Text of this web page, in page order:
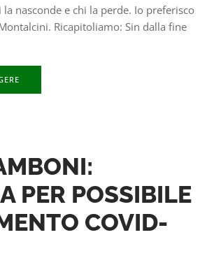
la nasconde e chi la perde. Io preferisco
Ricapitoliamo: Sin dalla fine
PER POSSIBILE
COVID-